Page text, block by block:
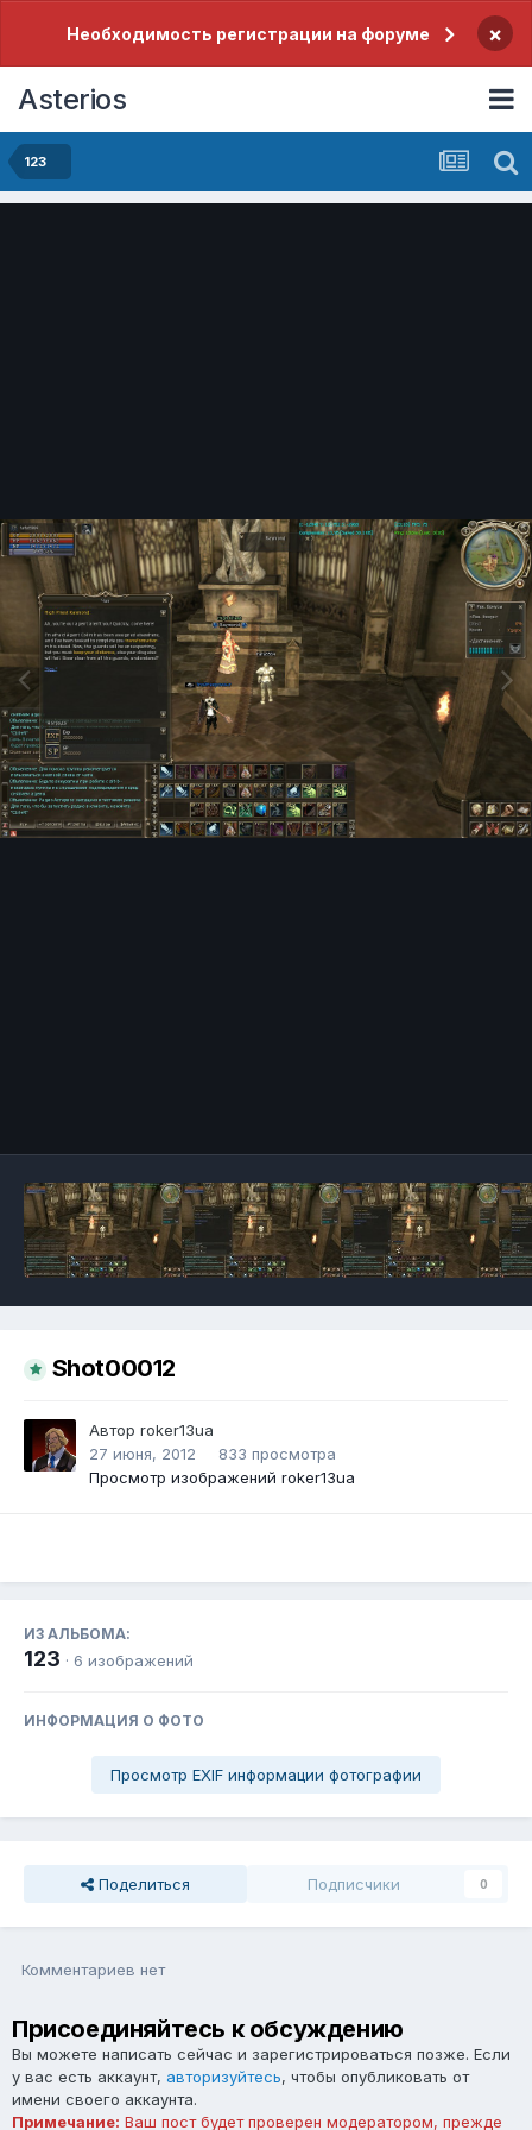
Необходимость регистрации на форуме ×
Asterios
123
Shot00012
Автор roker13ua
27 июня, 2012
833 просмотра
Просмотр изображений roker13ua
ИЗ АЛЬБОМА:
123 · 6 изображений
ИНФОРМАЦИЯ О ФОТО
Просмотр EXIF информации фотографии
Поделиться Подписчики 0
Комментариев нет
Присоединяйтесь к обсуждению
Вы можете написать сейчас и зарегистрироваться позже. Если
у вас есть аккаунт, авторизуйтесь, чтобы опубликовать от
имени своего аккаунта.
Примечание: Ваш пост будет проверен модератором, прежде